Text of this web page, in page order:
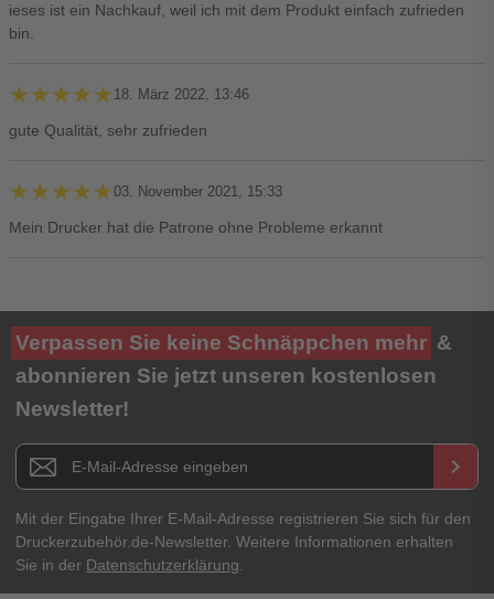
ieses ist ein Nachkauf, weil ich mit dem Produkt einfach zufrieden
bin.
★★★★★
★★★★★ 18. März 2022, 13:46
gute Qualität, sehr zufrieden
★★★★★
★★★★★03. November 2021, 15:33
Mein Drucker hat die Patrone ohne Probleme erkannt
Ihre Bewertung**
★★★★★
Titel**
E-Mail-Adresse
Ihr Passwort
Verpassen Sie keine Schnäppchen mehr &
abonnieren Sie jetzt unseren kostenlosen
Newsletter!
Newsletter E-Mail Adresse keyboard_arrow_right
Mit der Eingabe Ihrer E-Mail-Adresse registrieren Sie sich für den
Druckerzubehör.de-Newsletter. Weitere Informationen erhalten
Sie in der Datenschutzerklärung.